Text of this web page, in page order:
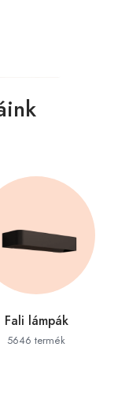
Fali lámpák
5646 termék